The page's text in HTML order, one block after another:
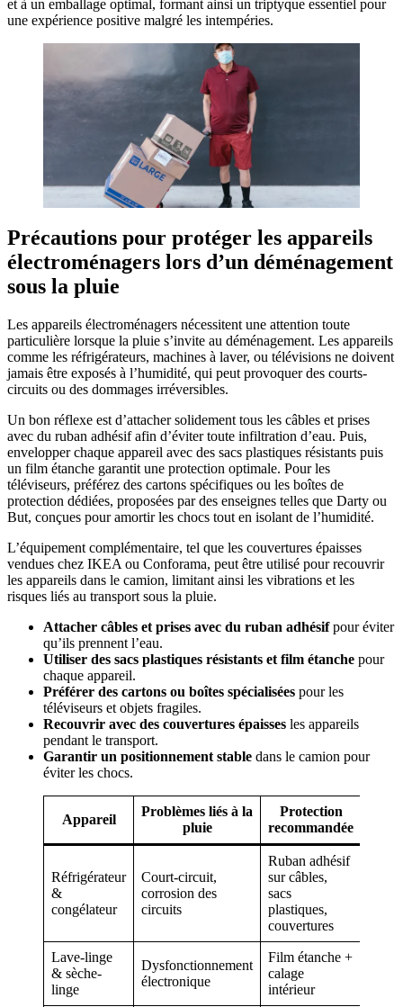
et à un emballage optimal, formant ainsi un triptyque essentiel pour
une expérience positive malgré les intempéries.
Précautions pour protéger les appareils
électroménagers lors d’un déménagement
sous la pluie
Les appareils électroménagers nécessitent une attention toute
particulière lorsque la pluie s’invite au déménagement. Les appareils
comme les réfrigérateurs, machines à laver, ou télévisions ne doivent
jamais être exposés à l’humidité, qui peut provoquer des courts-
circuits ou des dommages irréversibles.
Un bon réflexe est d’attacher solidement tous les câbles et prises
avec du ruban adhésif afin d’éviter toute infiltration d’eau. Puis,
envelopper chaque appareil avec des sacs plastiques résistants puis
un film étanche garantit une protection optimale. Pour les
téléviseurs, préférez des cartons spécifiques ou les boîtes de
protection dédiées, proposées par des enseignes telles que Darty ou
But, conçues pour amortir les chocs tout en isolant de l’humidité.
L’équipement complémentaire, tel que les couvertures épaisses
vendues chez IKEA ou Conforama, peut être utilisé pour recouvrir
les appareils dans le camion, limitant ainsi les vibrations et les
risques liés au transport sous la pluie.
Attacher câbles et prises avec du ruban adhésifpour éviter
qu’ils prennent l’eau.
Utiliser des sacs plastiques résistants et film étanche pour
chaque appareil.
Préférer des cartons ou boîtes spécialisées pour les
téléviseurs et objets fragiles.
Recouvrir avec des couvertures épaisses les appareils
pendant le transport.
Garantir un positionnement stable dans le camion pour
éviter les chocs.
Appareil
Problèmes liés à la
pluie
Protection
recommandée
Réfrigérateur
&
congélateur
Court-circuit,
corrosion des
circuits
Ruban adhésif
sur câbles,
sacs
plastiques,
couvertures
Lave-linge
& sèche-
linge
Dysfonctionnement
électronique
Film étanche +
calage
intérieur